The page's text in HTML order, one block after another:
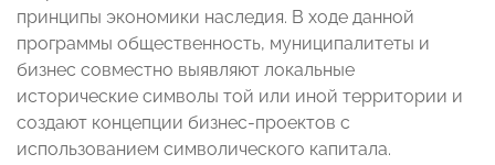
принципы экономики наследия. В ходе данной
программы общественность, муниципалитеты и
бизнес совместно выявляют локальные
исторические символы той или иной территории и
создают концепции бизнес-проектов с
использованием символического капитала.